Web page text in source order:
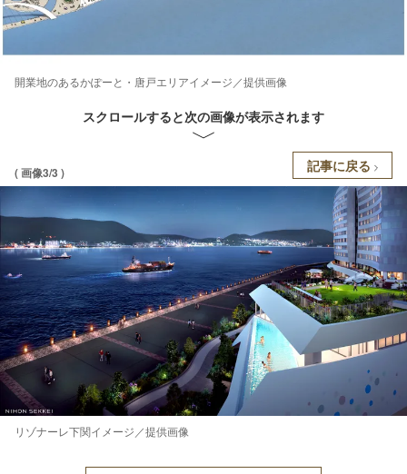
開業地のあるかぽーと・唐戸エリアイメージ／提供画像
スクロールすると次の画像が表示されます
( 画像3/3 ) 記事に戻る
リゾナーレ下関イメージ／提供画像